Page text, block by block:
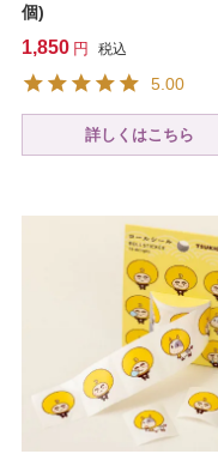
個)
1,850 税込
5.00
詳しくはこちら